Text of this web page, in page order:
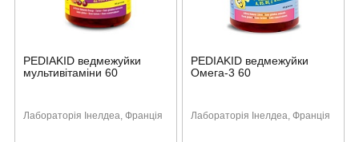
PEDIAKID ведмежуйки
мультивітаміни 60
Лабораторія Інелдеа, Франція
PEDIAKID ведмежуйки
Омега-3 60
Лабораторія Інелдеа, Франція